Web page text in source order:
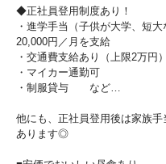
◆正社員登用制度あり！
・進学手当（子供が大学、短
20,000円／月を支給
・交通費支給あり（上限2万円）
・マイカー通勤可
・制服貸与 など…
他にも、正社員登用後は家族
あります◎